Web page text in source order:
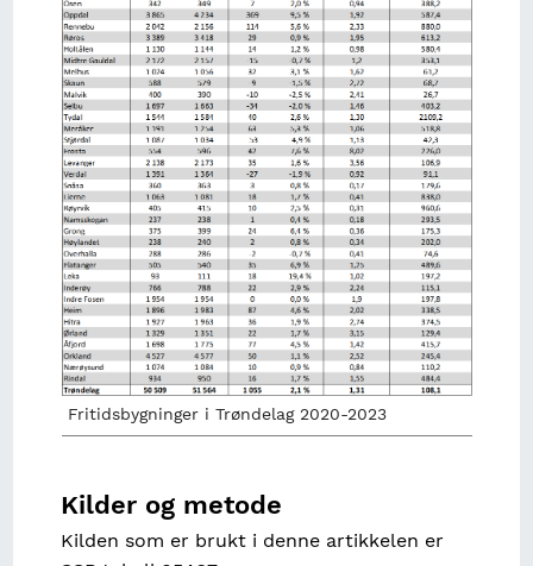
Fritidsbygninger i Trøndelag 2020-2023
Kilder og metode
Kilden som er brukt i denne artikkelen er